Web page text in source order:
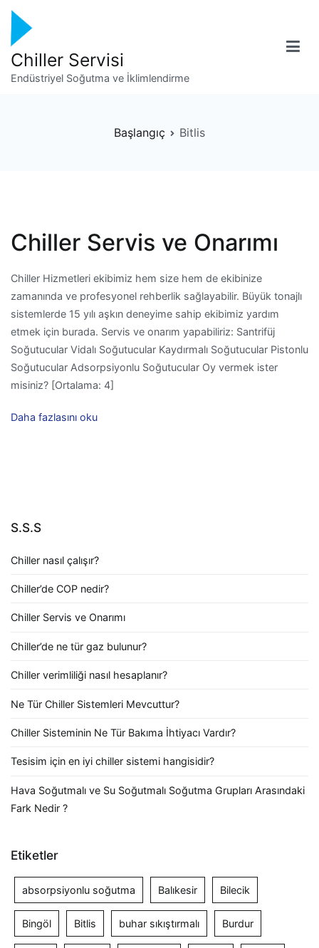
İçeriğe
geç
Chiller Servisi
Endüstriyel Soğutma ve İklimlendirme
Başlangıç Bitlis
Chiller Servis ve Onarımı
Chiller Hizmetleri ekibimiz hem size hem de ekibinize
zamanında ve profesyonel rehberlik sağlayabilir. Büyük tonajlı
sistemlerde 15 yılı aşkın deneyime sahip ekibimiz yardım
etmek için burada. Servis ve onarım yapabiliriz: Santrifüj
Soğutucular Vidalı Soğutucular Kaydırmalı Soğutucular Pistonlu
Soğutucular Adsorpsiyonlu Soğutucular Oy vermek ister
misiniz? [Ortalama: 4]
Daha fazlasını oku
S.S.S
Chiller nasıl çalışır?
Chiller’de COP nedir?
Chiller Servis ve Onarımı
Chiller’de ne tür gaz bulunur?
Chiller verimliliği nasıl hesaplanır?
Ne Tür Chiller Sistemleri Mevcuttur?
Chiller Sisteminin Ne Tür Bakıma İhtiyacı Vardır?
Tesisim için en iyi chiller sistemi hangisidir?
Hava Soğutmalı ve Su Soğutmalı Soğutma Grupları Arasındaki
Fark Nedir ?
Etiketler
absorpsiyonlu soğutma Balıkesir Bilecik
Bingöl Bitlis buhar sıkıştırmalı Burdur